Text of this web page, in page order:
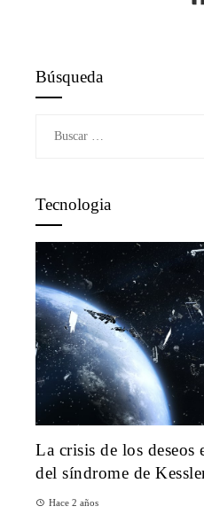
Búsqueda
Tecnologia
La crisis de los deseos
del síndrome de
Hace 2 años